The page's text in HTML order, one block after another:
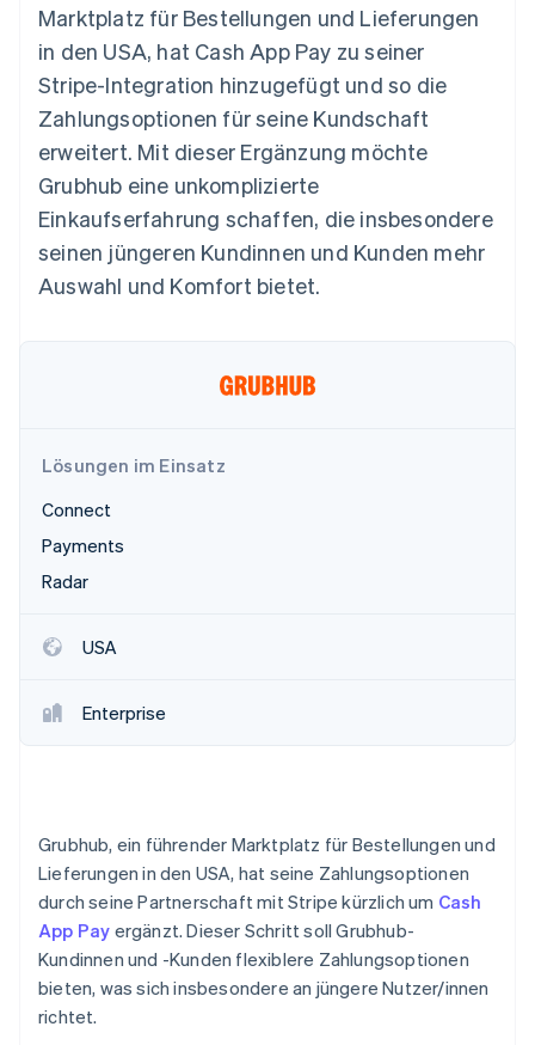
Zugriff auf mehr als
125
Zahlungen vor Ort
Authorization
Boost
Optimierung der
Autorisierungsraten
Beschleunigter
Bezahlvorgang
Financial
Connections
Finanzdaten
Datensynchronisierung
Product roadmap
Ausblick
Radar
Betrugsprävention
Atlas
Climate
CO₂-Entnahme
Online-Identitätsprüfung
Stripe-Sessions 2026
Erfahren Sie, wie Stripe Lösungen für
Jetzt ansehen
Geldmanagement
SaaS
Nach Branche
KI-Unternehmen
Creator Economy
Gaming
Freizeit
Medien und
Gemeinnützige
Organisationen
Einzelhandel
Marktplatz auf
Abonnementverwaltung
So setzen Sie
nutzungsbasierte
Abrechnung um
Stablecoin-gestützte
Karten ausgeben: So
geht´s
Bereitstellung und
Verwaltung von
Diensten mit Agenten
Ressourcen
Entwickler-Blog
Produkt-Roadmap
Stripe Sessions
Karriere
Newsroom
Stripe Press
Sales-Team
kontaktieren
Partner werden
Marktplatz für Bestellungen und Lieferungen
in den USA, hat Cash App Pay zu seiner
Stripe-Integration hinzugefügt und so die
Zahlungsoptionen für seine Kundschaft
erweitert. Mit dieser Ergänzung möchte
Grubhub eine unkomplizierte
Einkaufserfahrung schaffen, die insbesondere
seinen jüngeren Kundinnen und Kunden mehr
Auswahl und Komfort bietet.
Lösungen im Einsatz
Connect
Payments
Radar
USA
Enterprise
Grubhub, ein führender Marktplatz für Bestellungen und
Lieferungen in den USA, hat seine Zahlungsoptionen
durch seine Partnerschaft mit Stripe kürzlich um Cash
App Pay ergänzt. Dieser Schritt soll Grubhub-
Kundinnen und -Kunden flexiblere Zahlungsoptionen
bieten, was sich insbesondere an jüngere Nutzer/innen
richtet.